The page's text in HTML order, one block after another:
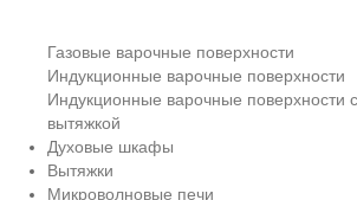
Газовые варочные поверхности
Индукционные варочные поверхности
Индукционные варочные поверхности
вытяжкой
Духовые шкафы
Вытяжки
Микроволновые печи